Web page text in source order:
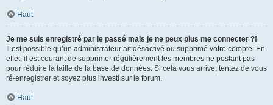
Haut
Je me suis enregistré par le passé mais je ne peux plus me connecter ?!
Il est possible qu’un administrateur ait désactivé ou supprimé votre compte. En
effet, il est courant de supprimer régulièrement les membres ne postant pas
pour réduire la taille de la base de données. Si cela vous arrive, tentez de vous
ré-enregistrer et soyez plus investi sur le forum.
Haut